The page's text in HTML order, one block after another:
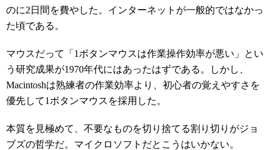
のに2日間を費やした。インターネットが一般的ではなかっ
た頃である。
マウスだって「1ボタンマウスは作業操作効率が悪い」とい
う研究成果が1970年代にはあったはずである。しかし、
Macintoshは熟練者の作業効率より、初心者の覚えやすさを
優先して1ボタンマウスを採用した。
本質を見極めて、不要なものを切り捨てる割り切りがジョ
ブズの哲学だ。マイクロソフトだとこうはいかない。